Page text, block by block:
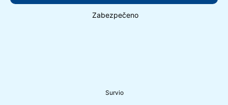
Zabezpečeno
Survio